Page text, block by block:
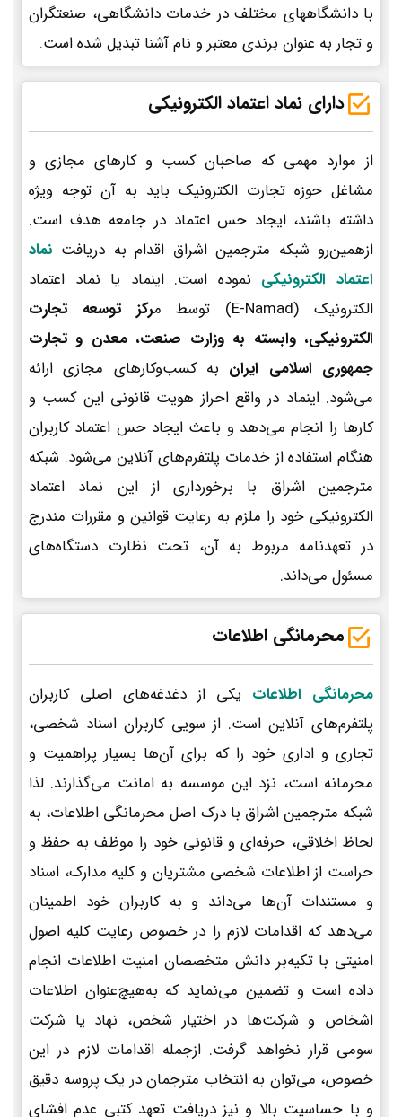
با دانشگاههای مختلف در خدمات دانشگاهی، صنعتگران
و تجار به عنوان برندی معتبر و نام آشنا تبدیل شده است.
دارای نماد اعتماد الکترونیکی
از موارد مهمی که صاحبان کسب و کارهای مجازی و
مشاغل حوزه تجارت الکترونیک باید به آن توجه ویژه
داشته باشند، ایجاد حس اعتماد در جامعه هدف است.
ازهمین‌رو شبکه مترجمین اشراق اقدام به دریافت نماد
اعتماد الکترونیکی نموده است. اینماد یا نماد اعتماد
الکترونیک (E-Namad) توسط م
رکز توسعه تجارت
الکترونیکی، وابسته به وزارت صنعت، معدن و تجارت
جمهوری اسلامی ایران به کسب‌وکارهای مجازی ارائه
می‌شود. اینماد در واقع احراز هویت قانونی این کسب و
کارها را انجام می‌دهد و باعث ایجاد حس اعتماد کاربران
هنگام استفاده از خدمات پلتفرم‌های آنلاین می‌شود. شبکه
مترجمین اشراق با برخورداری از این نماد اعتماد
الکترونیکی خود را ملزم به رعایت قوانین و مقررات مندرج
در تعهدنامه مربوط به آن، تحت نظارت دستگاه‌های
مسئول می‌داند.
محرمانگی اطلاعات
محرمانگی اطلاعات یکی از دغدغه‌های اصلی کاربران
پلتفرم‌های آنلاین است. از سویی کاربران اسناد شخصی،
تجاری و اداری خود را که برای آن‌ها بسیار پراهمیت و
محرمانه است، نزد این موسسه به امانت می‌گذارند. لذا
شبکه مترجمین اشراق با درک اصل محرمانگی اطلاعات، به
لحاظ اخلاقی، حرفه‌ای و قانونی خود را موظف به حفظ و
حراست از اطلاعات شخصی مشتریان و کلیه مدارک، اسناد
و مستندات آن‌ها می‌داند و به کاربران خود اطمینان
می‌دهد که اقدامات لازم را در خصوص رعایت کلیه اصول
امنیتی با تکیه‌بر دانش متخصصان امنیت اطلاعات انجام
داده است و تضمین می‌نماید که به‌هیچ‌عنوان اطلاعات
اشخاص و شرکت‌ها در اختیار شخص، نهاد یا شرکت
سومی قرار نخواهد گرفت. ازجمله اقدامات لازم در این
خصوص، می‌توان به انتخاب مترجمان در یک پروسه دقیق
و با حساسیت بالا و نیز دریافت تعهد کتبی عدم افشای